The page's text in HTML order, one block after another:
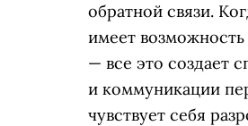
обратной связи.
имеет
— все это создает
и коммуникации
чувствует себя